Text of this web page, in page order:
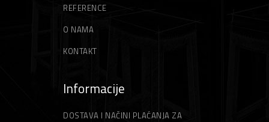
REFERENCE
O NAMA
KONTAKT
Informacije
DOSTAVA I NAČINI PLAĆANJA ZA